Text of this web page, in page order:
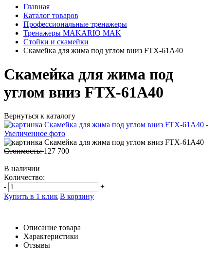
Главная
Каталог товаров
Профессиональные тренажеры
Тренажеры MAKARIO MAK
Стойки и скамейки
Скамейка для жима под углом вниз FTX-61A40
Скамейка для жима под
углом вниз FTX-61A40
Вернуться к каталогу
Стоимость:127 700
В наличии
Количество:
-
+
Купить в 1 клик В корзину
Описание товара
Характеристики
Отзывы